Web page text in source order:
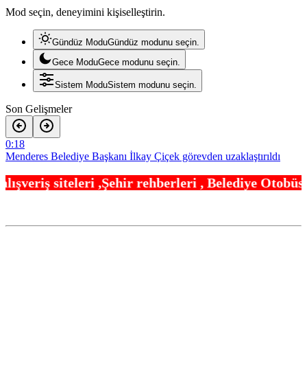
Mod seçin, deneyimini kişiselleştirin.
Gündüz ModuGündüz modunu seçin.
Gece ModuGece modunu seçin.
Sistem ModuSistem modunu seçin.
Son Gelişmeler
0:18
Menderes Belediye Başkanı İlkay Çiçek görevden uzaklaştırıldı
Anadolu Otoyolu’nda kamyonet çekiciye çarptı!
19:24
Kırsal yollara neşter
,Şehir rehberleri , Belediye